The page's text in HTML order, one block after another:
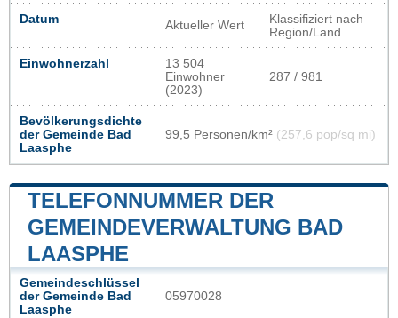
Datum Aktueller Wert
Klassifiziert nach
Region/Land
Einwohnerzahl
13 504
Einwohner
(2023)
287 / 981
Bevölkerungsdichte
der Gemeinde Bad
Laasphe
99,5 Personen/km² (257,6 pop/sq mi)
TELEFONNUMMER DER
GEMEINDEVERWALTUNG BAD
LAASPHE
Gemeindeschlüssel
der Gemeinde Bad
Laasphe
05970028